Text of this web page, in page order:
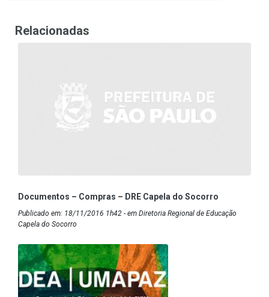
Relacionadas
Documentos – Compras – DRE Capela do Socorro
Publicado em: 18/11/2016 1h42 - em Diretoria Regional de Educação
Capela do Socorro